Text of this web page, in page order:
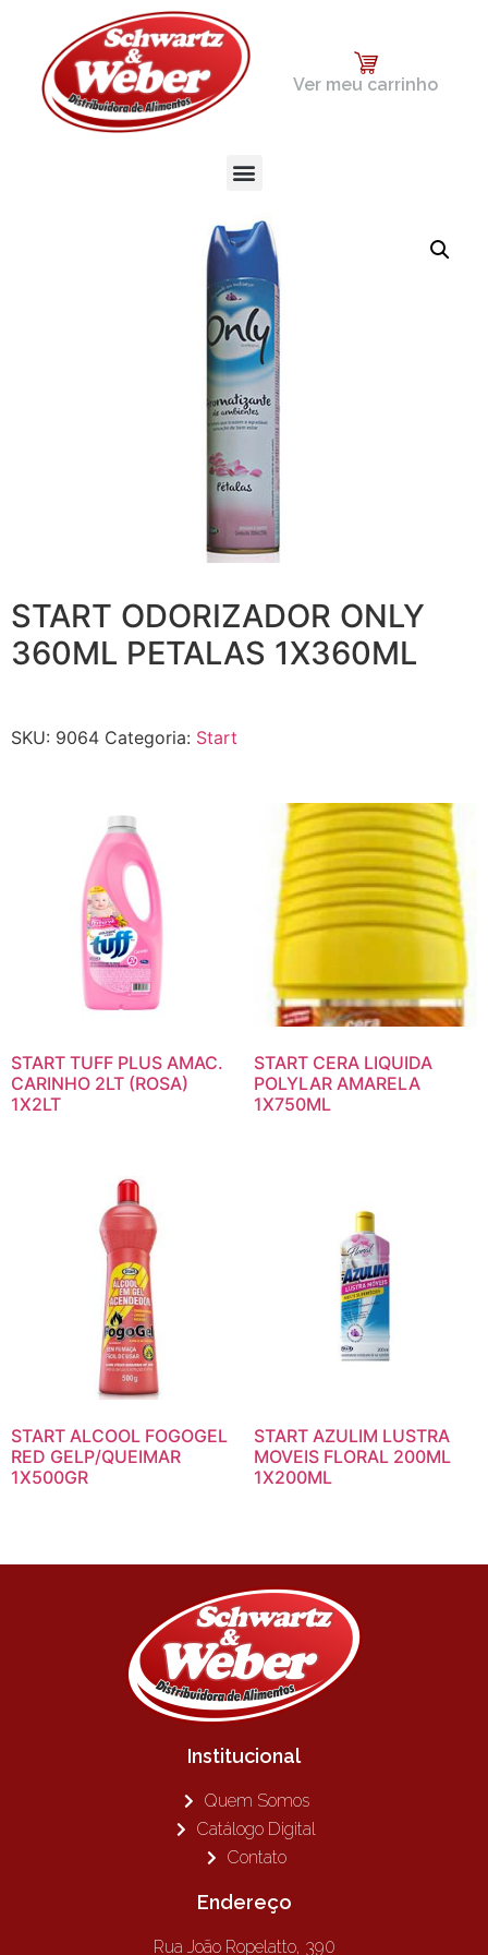
Ver meu carrinho
START ODORIZADOR ONLY
360ML PETALAS 1X360ML
SKU: 9064 Categoria: Start
START TUFF PLUS AMAC.
CARINHO 2LT (ROSA)
1X2LT
START CERA LIQUIDA
POLYLAR AMARELA
1X750ML
START ALCOOL FOGOGEL
RED GELP/QUEIMAR
1X500GR
START AZULIM LUSTRA
MOVEIS FLORAL 200ML
1X200ML
Institucional
Quem Somos
Catálogo Digital
Contato
Endereço
Rua João Ropelatto, 390